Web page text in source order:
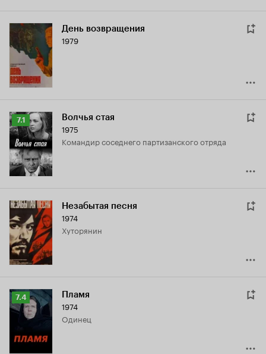
День возвращения
1979
Рейтинг
Кинопоиска
7.1
7.1 Волчья стая
1975
командир соседнего партизанского отряда
Незабытая песня
1974
хуторянин
Рейтинг
Кинопоиска
7.4 Пламя
1974
Одинец